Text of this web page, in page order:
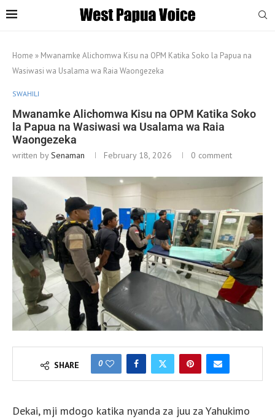
Home » Mwanamke Alichomwa Kisu na OPM Katika Soko la Papua na
Wasiwasi wa Usalama wa Raia Waongezeka
SWAHILI
Mwanamke Alichomwa Kisu na OPM Katika Soko
la Papua na Wasiwasi wa Usalama wa Raia
Waongezeka
written bySenaman February 18, 2026 0 comment
SHARE 0
Dekai, mji mdogo katika nyanda za juu za Yahukimo